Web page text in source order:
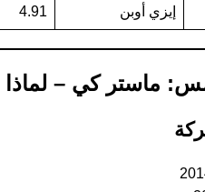
إيزي أوبن 4.91
ماستر كي –